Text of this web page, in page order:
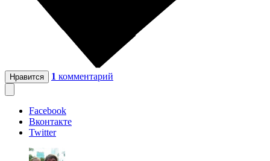
Нравится 1 комментарий
Facebook
Вконтакте
Twitter